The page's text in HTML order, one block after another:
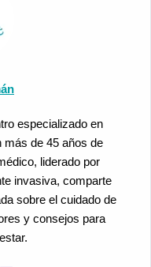
especializado en
más de 45 años de
liderado por
invasiva, comparte
sobre el cuidado de
y consejos para